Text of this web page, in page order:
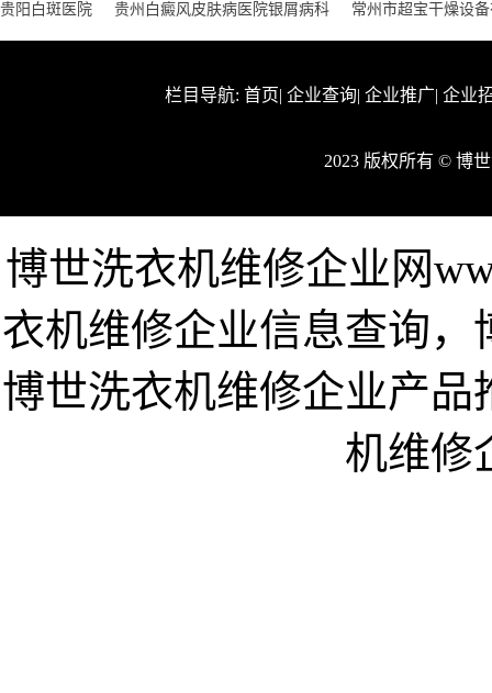
贵阳白斑医院
贵州白癜风皮肤病医院银屑病科 常州市超宝干燥设
栏目导航: 首页| 企业查询| 企业推广| 企业
2023 版权所有 © 博
博世洗衣机维修企业网
衣机维修企业信息查询
博世洗衣机维修企业产
机维修